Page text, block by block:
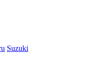
Suzuki